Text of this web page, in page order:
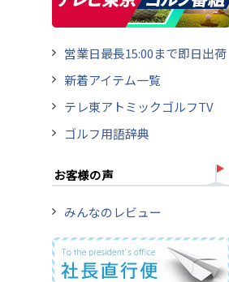
営業日最長15:00まで即日出荷
新着アイテム一覧
テレ東アトミックゴルフTV
ゴルフ用語辞典
お客様の声
みんなのレビュー